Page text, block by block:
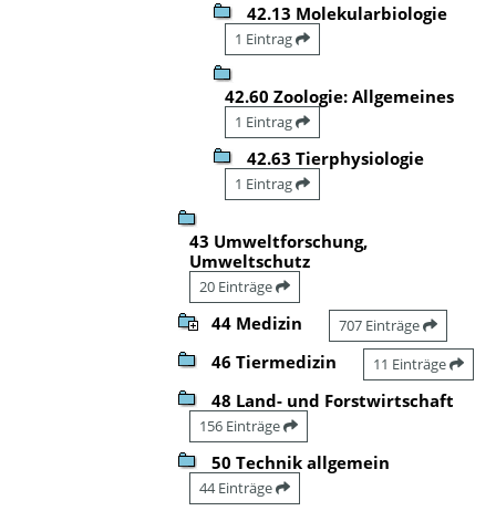
42.13 Molekularbiologie
1 Eintrag
42.60 Zoologie: Allgemeines
1 Eintrag
42.63 Tierphysiologie
1 Eintrag
43 Umweltforschung,
Umweltschutz
20 Einträge
44 Medizin 707 Einträge
46 Tiermedizin 11 Einträge
48 Land- und Forstwirtschaft
156 Einträge
50 Technik allgemein
44 Einträge